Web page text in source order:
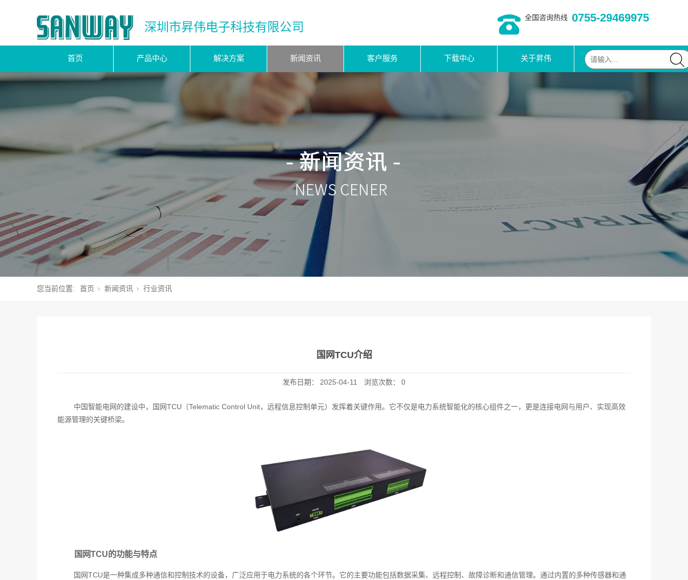
深圳市昇伟电子科技有限公司
全国咨询热线 0755-29469975
首页 产品中心 解决方案 新闻资讯 客户服务 下载中心 关于昇伟
您当前位置: 首页 新闻资讯 行业资讯
国网TCU介绍
发布日期： 2025-04-11 浏览次数： 0
中国智能电网的建设中，国网TCU（Telematic Control Unit，远程信息控制单元）发挥着关键作用。它不仅是电力系统智能化的核心组件之一，更是连接电网与用户、实现高效
能源管理的关键桥梁。
国网TCU的功能与特点
国网TCU是一种集成多种通信和控制技术的设备，广泛应用于电力系统的各个环节。它的主要功能包括数据采集、远程控制、故障诊断和通信管理。通过内置的多种传感器和通